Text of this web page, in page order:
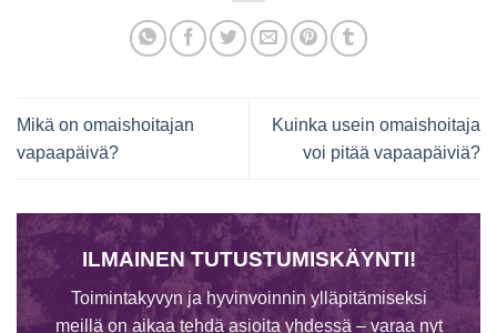
Mikä on omaishoitajan
vapaapäivä?
Kuinka usein omaishoitaja
voi pitää vapaapäiviä?
ILMAINEN TUTUSTUMISKÄYNTI!
Toimintakyvyn ja hyvinvoinnin ylläpitämiseksi
meillä on aikaa tehdä asioita yhdessä – varaa nyt